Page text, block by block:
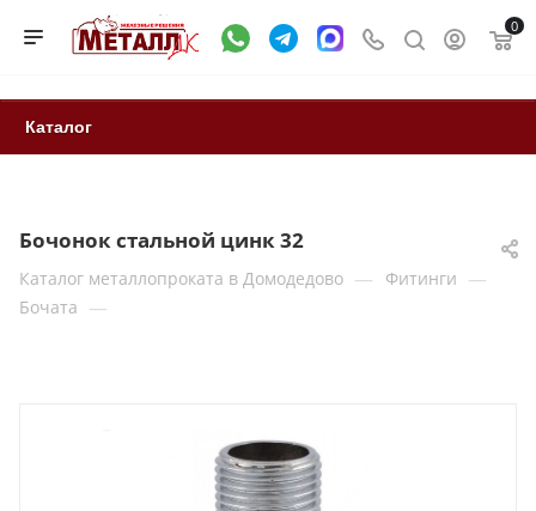
0
Каталог
Бочонок стальной цинк 32
Каталог металлопроката в Домодедово — Фитинги —
Бочата —